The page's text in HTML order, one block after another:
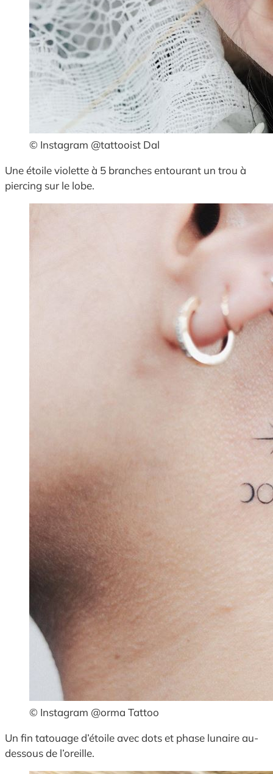
© Instagram @tattooist Dal
Une étoile violette à 5 branches entourant un trou à
piercing sur le lobe.
© Instagram @orma Tattoo
Un fin tatouage d’étoile avec dots et phase lunaire au-
dessous de l’oreille.